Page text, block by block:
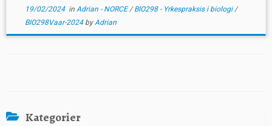
19/02/2024in Adrian - NORCE/BIO298 - Yrkespraksis i biologi/
BIO298Vaar-2024 byAdrian
Kategorier